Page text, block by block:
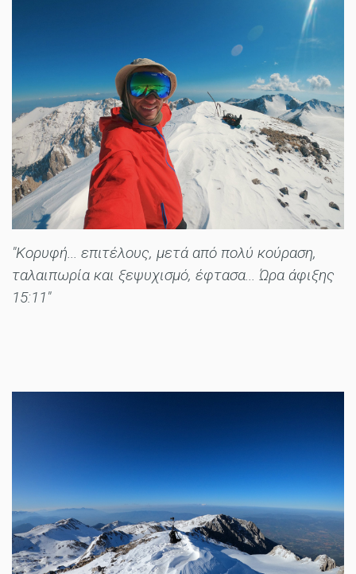
"Κορυφή... ​επιτέλους, μετά από πολύ κούραση,
ταλαιπωρία και ξεψυχισμό, έφτασα... Ώρα άφιξης
15:11"